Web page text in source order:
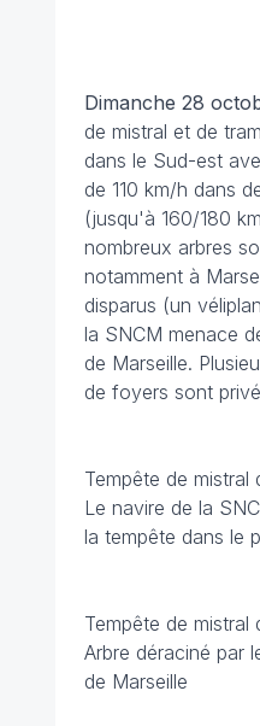
Dimanche 28
de mistral et de
dans le Sud-est
de 110 km/h dans
(jusqu'à 160/180
nombreux arbres
notamment à
disparus (un
la SNCM menace
de Marseille.
de foyers sont
Tempête de mistral
Le navire de la
la tempête dans le
Tempête de mistral
Arbre déraciné par
de Marseille